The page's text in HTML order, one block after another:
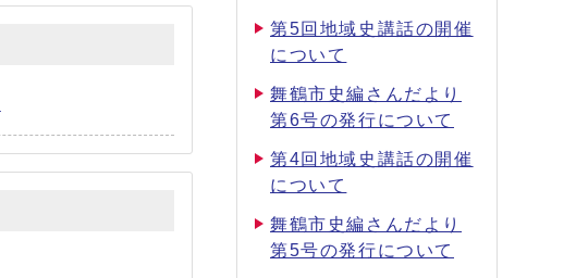
第5回地域史講話の開催
について
舞鶴市史編さんだより
第6号の発行について
第4回地域史講話の開催
について
舞鶴市史編さんだより
第5号の発行について